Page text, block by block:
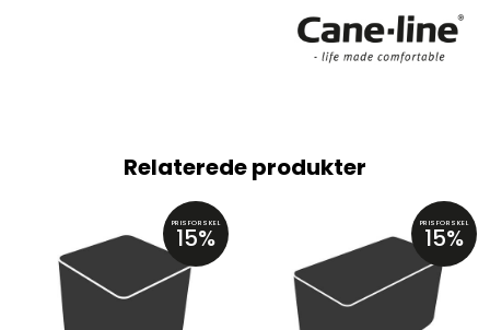
Relaterede produkter
PRISFORSKEL
15% PRISFORSKEL
15%